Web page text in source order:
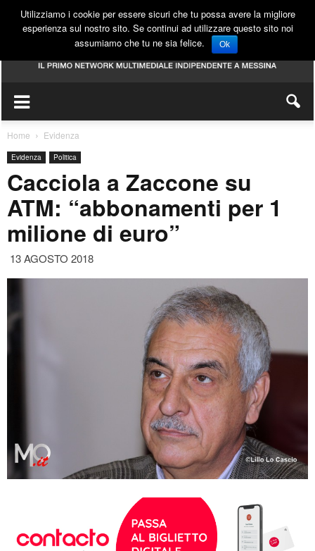
Home Evidenza
Evidenza Politica
Cacciola a Zaccone su
ATM: “abbonamenti per 1
milione di euro”
13 AGOSTO 2018
Utilizziamo i cookie per essere sicuri che tu possa avere la migliore
esperienza sul nostro sito. Se continui ad utilizzare questo sito noi
assumiamo che tu ne sia felice.
Ok